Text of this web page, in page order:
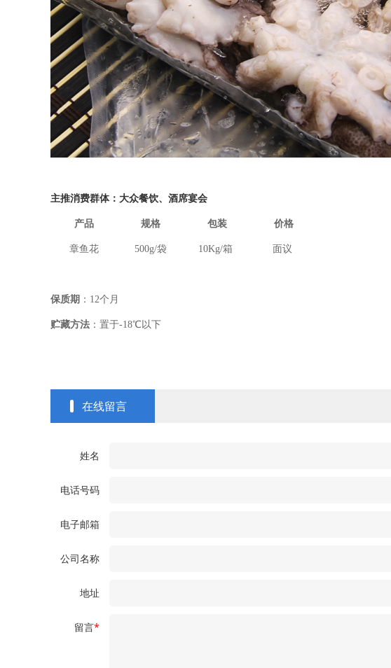
主推消费群体：大众餐饮、酒席宴会
产品 规格 包装 价格
章鱼花 500g/袋 10Kg/箱 面议
保质期 ： 12个月
贮藏方法 ：置于-18℃ 以下
在线留言
姓名
电话号码
电子邮箱
公司名称
地址
留言*